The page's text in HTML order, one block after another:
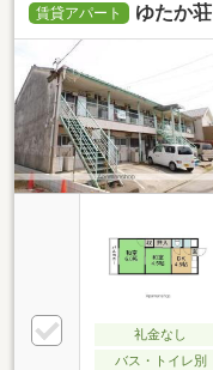
賃貸アパート ゆたか荘
礼金なし
バス・トイレ別